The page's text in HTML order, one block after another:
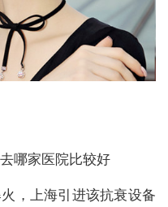
哪家医院比较好
，上海引进该抗衰设备